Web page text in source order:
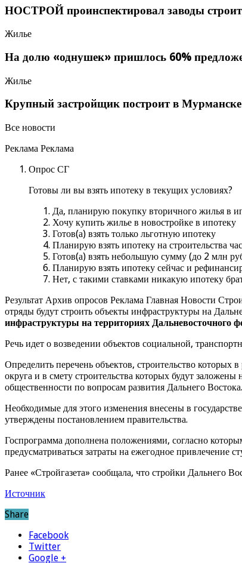
НОСТРОЙ проинспектировал заводы
Жилье
На долю «однушек» пришлось 60%
Жилье
Крупный застройщик построит в
Все новости
Реклама Реклама
Опрос СГ
Готовы ли вы взять ипотеку в текущих условиях?
Да, планирую покупку вторичного жилья в
Хочу купить жилье в новостройке в ипотеку
Готов(а) взять только льготную ипотеку
Планирую взять ипотеку на строительства
Готов(а) взять небольшую сумму (до 2 млн
Планирую взять ипотеку сейчас и
Нет, с такими ставками никакую ипотеку
Результат Архив опросов Реклама Главная Новости
отряды будут строить объекты инфраструктуры на
инфраструктуры на территориях Дальневосточного
Речь идет о возведении объектов социальной,
Определить перечень объектов, строительство
округа и в смету строительства которых будут
общественности по вопросам развития Дальнего Востока.
Необходимые для этого изменения внесены в
утверждены постановлением правительства.
Госпрограмма дополнена положениями, согласно
предусматриваться затраты на ежегодное привлечение
Ранее «Стройгазета» сообщала, что стройки Дальнего
Источник
Share
Facebook
Twitter
Google +